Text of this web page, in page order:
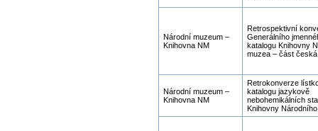
Národní muzeum –
Knihovna NM
Retrospektivní
Generálního
katalogu Knihovny
muzea – část
Národní muzeum –
Knihovna NM
Retrokonverze
katalogu jazykově
nebohemikálních
Knihovny